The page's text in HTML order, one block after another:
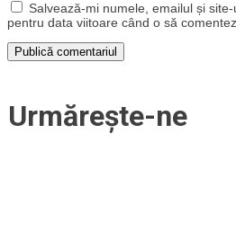
Salvează-mi numele, emailul și
pentru data viitoare când o să comentez.
Urmărește-ne